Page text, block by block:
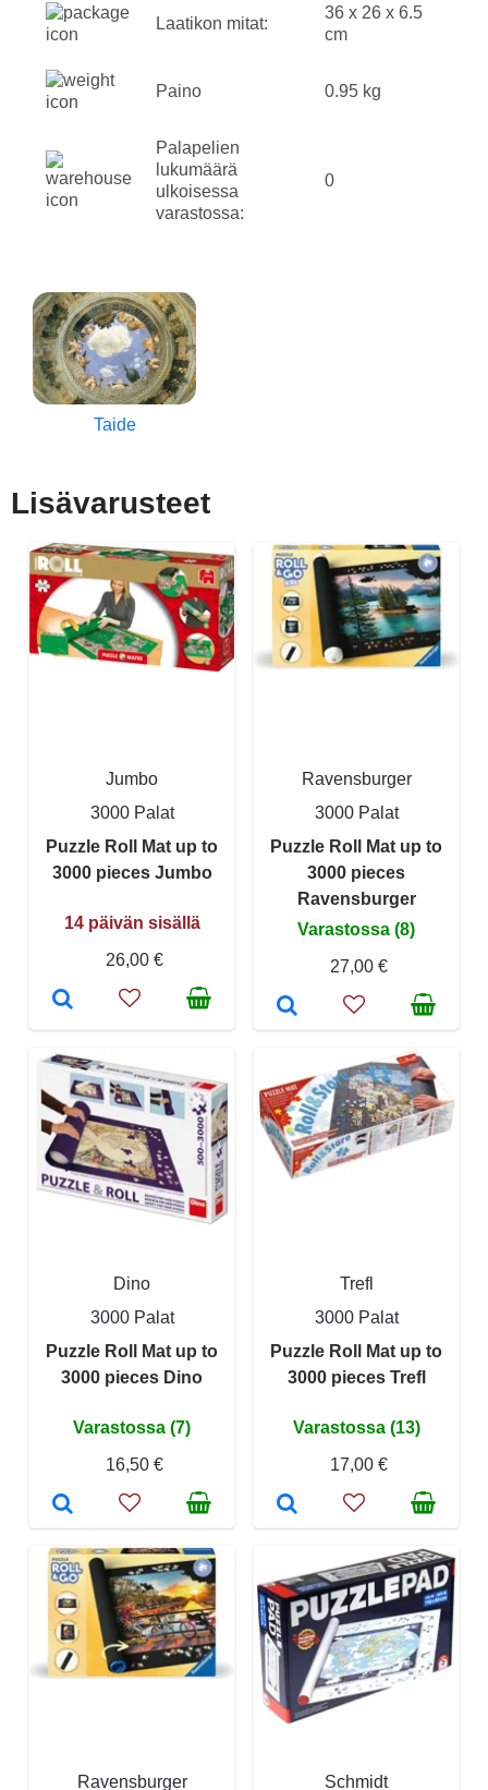
Laatikon mitat:
36 x 26 x 6.5
cm
Paino 0.95 kg
Palapelien
lukumäärä
ulkoisessa
varastossa:
0
Taide
Lisävarusteet
Jumbo
3000 Palat
Puzzle Roll Mat up to
3000 pieces Jumbo
14 päivän sisällä
26,00 €
Ravensburger
3000 Palat
Puzzle Roll Mat up to
3000 pieces
Ravensburger
Varastossa (8)
27,00 €
Dino
3000 Palat
Puzzle Roll Mat up to
3000 pieces Dino
Varastossa (7)
16,50 €
Trefl
3000 Palat
Puzzle Roll Mat up to
3000 pieces Trefl
Varastossa (13)
17,00 €
Ravensburger Schmidt